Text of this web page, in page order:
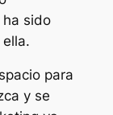
sido
para
y se